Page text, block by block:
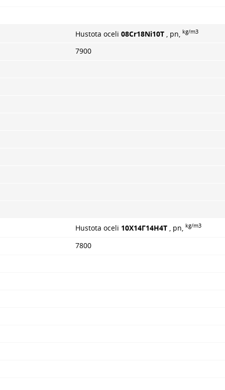
Hustota oceli 08Cr18Ni10T , pn, kg/m3
7900
Hustota oceli 10Х14Г14Н4Т , pn, kg/m3
7800